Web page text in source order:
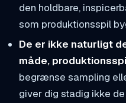
den holdbare,
som produktionsspil
De er ikke naturligt
måde,
begrænse sampling
giver dig stadig ikke